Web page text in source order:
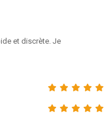
et discrète. Je